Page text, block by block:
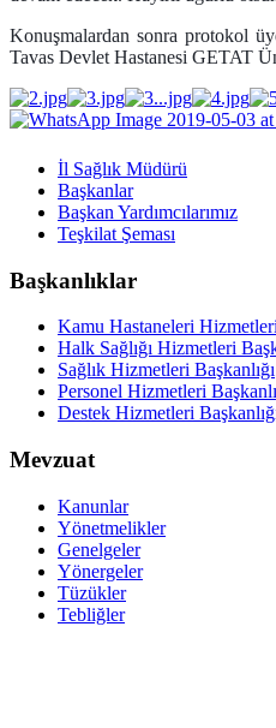
Konuşmalardan sonra protokol
Tavas Devlet Hastanesi GETAT
İl Sağlık Müdürü
Başkanlar
Başkan Yardımcılarımız
Teşkilat Şeması
Başkanlıklar
Kamu Hastaneleri Hizmetleri
Halk Sağlığı Hizmetleri
Sağlık Hizmetleri Başkanlığı
Personel Hizmetleri
Destek Hizmetleri
Mevzuat
Kanunlar
Yönetmelikler
Genelgeler
Yönergeler
Tüzükler
Tebliğler